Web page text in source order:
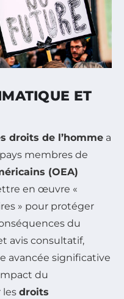
ET
droits de l’homme a
membres de
(OEA)
en œuvre «
» pour protéger
du
avis consultatif,
avancée significative
du
droits